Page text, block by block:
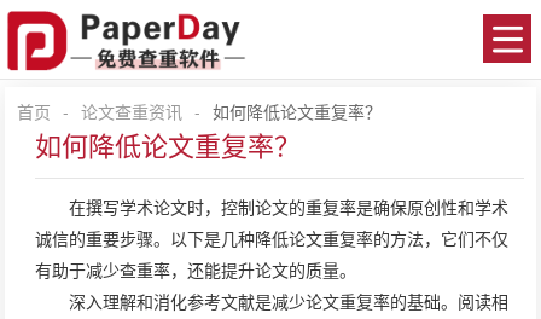
首页 - 论文查重资讯 - 如何降低论文重复率？
如何降低论文重复率？
在撰写学术论文时，控制论文的重复率是确保原创性和学术
诚信的重要步骤。以下是几种降低论文重复率的方法，它们不仅
有助于减少查重率，还能提升论文的质量。
深入理解和消化参考文献是减少论文重复率的基础。阅读相